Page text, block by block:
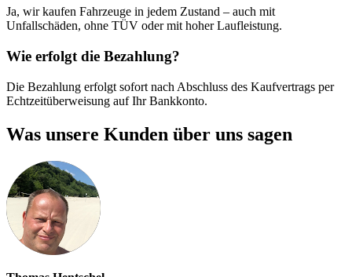
Ja, wir kaufen Fahrzeuge in jedem Zustand – auch mit
Unfallschäden, ohne TÜV oder mit hoher Laufleistung.
Wie erfolgt die Bezahlung?
Die Bezahlung erfolgt sofort nach Abschluss des Kaufvertrags per
Echtzeitüberweisung auf Ihr Bankkonto.
Was unsere Kunden über uns sagen